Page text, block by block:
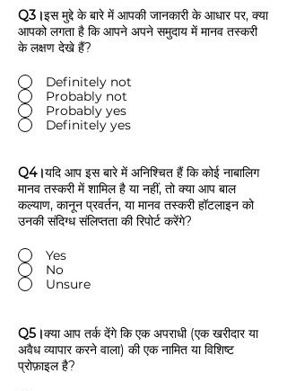
Q3।इस मुद्दे के बारे में आपकी जानकारी के आधार पर, क्या
आपको लगता है कि आपने अपने समुदाय में मानव तस्करी
के लक्षण देखे हैं?
Definitely not
Probably not
Probably yes
Definitely yes
Q4।यदि आप इस बारे में अनिश्चित हैं कि कोई नाबालिग
मानव तस्करी में शामिल है या नहीं, तो क्या आप बाल
कल्याण, कानून प्रवर्तन, या मानव तस्करी हॉटलाइन को
उनकी संदिग्ध संलिप्तता की रिपोर्ट करेंगे?
Yes
No
Unsure
Q5।क्या आप तर्क देंगे कि एक अपराधी (एक खरीदार या
अवैध व्यापार करने वाला) की एक नामित या विशिष्ट
प्रोफ़ाइल है?